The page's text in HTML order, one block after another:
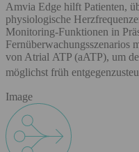
Amvia Edge hilft Patienten,
physiologische
Monitoring-Funktionen in
Fernüberwachungsszenarios
von Atrial ATP (aATP), um
möglichst früh
Image